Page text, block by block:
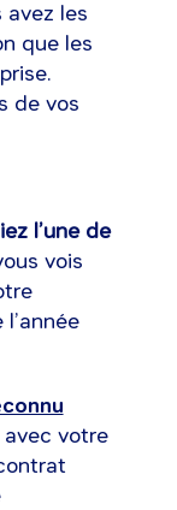
avez les
que les
de vos
l’une de
vois
avec votre